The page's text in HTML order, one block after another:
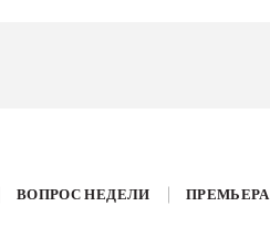
ВОПРОС НЕДЕЛИ ПРЕМЬЕРА